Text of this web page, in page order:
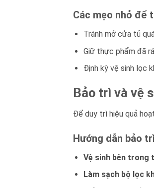
Các mẹo nhỏ để
Tránh mở cửa tủ
Giữ thực phẩm đã
Định kỳ vệ sinh lọc
Bảo trì và vệ
Để duy trì hiệu quả
Hướng dẫn bảo trì
Vệ sinh bên trong
Làm sạch bộ lọc